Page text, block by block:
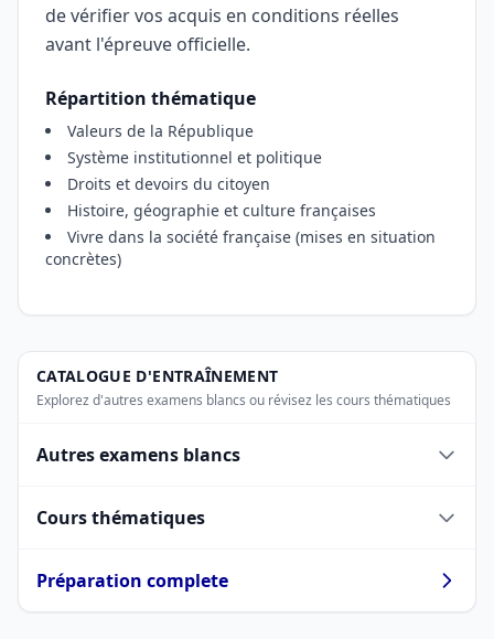
de vérifier vos acquis en conditions réelles
avant l'épreuve officielle.
Répartition thématique
Valeurs de la République
Système institutionnel et politique
Droits et devoirs du citoyen
Histoire, géographie et culture françaises
Vivre dans la société française (mises en situation
concrètes)
CATALOGUE D'ENTRAÎNEMENT
Explorez d'autres examens blancs ou révisez les cours thématiques
Autres examens blancs
Cours thématiques
Préparation complete